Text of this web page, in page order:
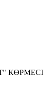
КӨРМЕСІ